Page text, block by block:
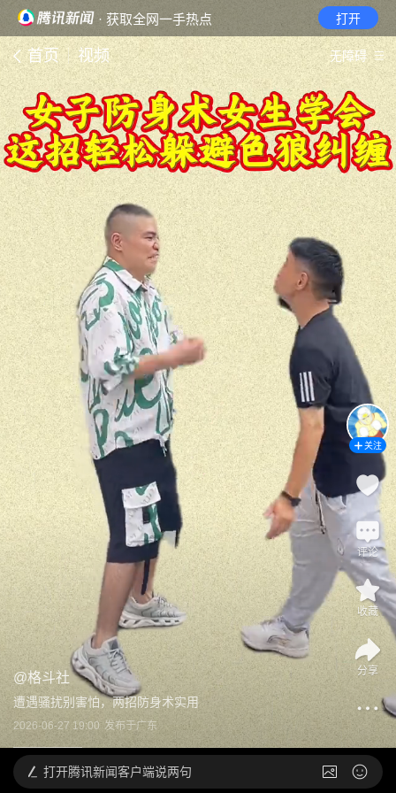
· 获取全网一手热点 打开
首页 视频 无障碍
@格斗社
遭遇骚扰别害怕，两招防身术实用
2026-06-27 19:00 发布于广东
关注
评论
收藏
分享
打开腾讯新闻客户端说两句